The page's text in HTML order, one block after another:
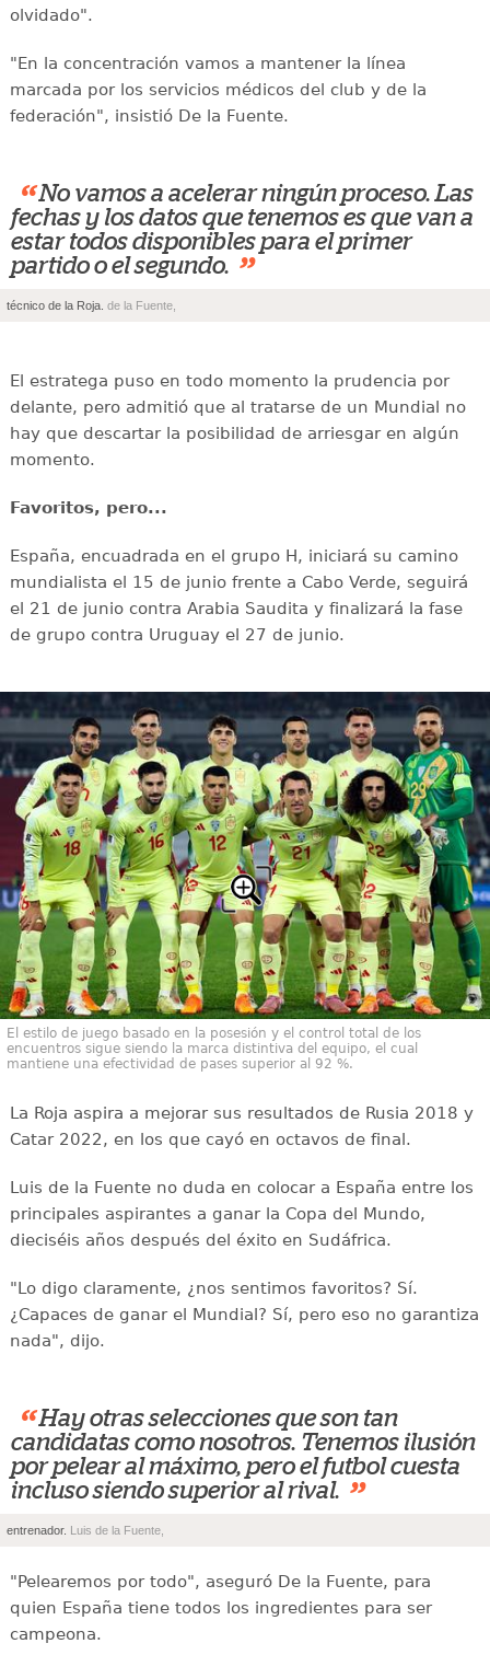
olvidado".
"En la concentración vamos a mantener la línea
marcada por los servicios médicos del club y de la
federación", insistió De la Fuente.
“ No vamos a acelerar ningún proceso. Las
fechas y los datos que tenemos es que van a
estar todos disponibles para el primer
partido o el segundo. ”
técnico de la Roja. de la Fuente,
El estratega puso en todo momento la prudencia por
delante, pero admitió que al tratarse de un Mundial no
hay que descartar la posibilidad de arriesgar en algún
momento.
Favoritos, pero...
España, encuadrada en el grupo H, iniciará su camino
mundialista el 15 de junio frente a Cabo Verde, seguirá
el 21 de junio contra Arabia Saudita y finalizará la fase
de grupo contra Uruguay el 27 de junio.
El estilo de juego basado en la posesión y el control total de los
encuentros sigue siendo la marca distintiva del equipo, el cual
mantiene una efectividad de pases superior al 92 %.
La Roja aspira a mejorar sus resultados de Rusia 2018 y
Catar 2022, en los que cayó en octavos de final.
Luis de la Fuente no duda en colocar a España entre los
principales aspirantes a ganar la Copa del Mundo,
dieciséis años después del éxito en Sudáfrica.
"Lo digo claramente, ¿nos sentimos favoritos? Sí.
¿Capaces de ganar el Mundial? Sí, pero eso no garantiza
nada", dijo.
“ Hay otras selecciones que son tan
candidatas como nosotros. Tenemos ilusión
por pelear al máximo, pero el futbol cuesta
incluso siendo superior al rival. ”
entrenador. Luis de la Fuente,
"Pelearemos por todo", aseguró De la Fuente, para
quien España tiene todos los ingredientes para ser
campeona.